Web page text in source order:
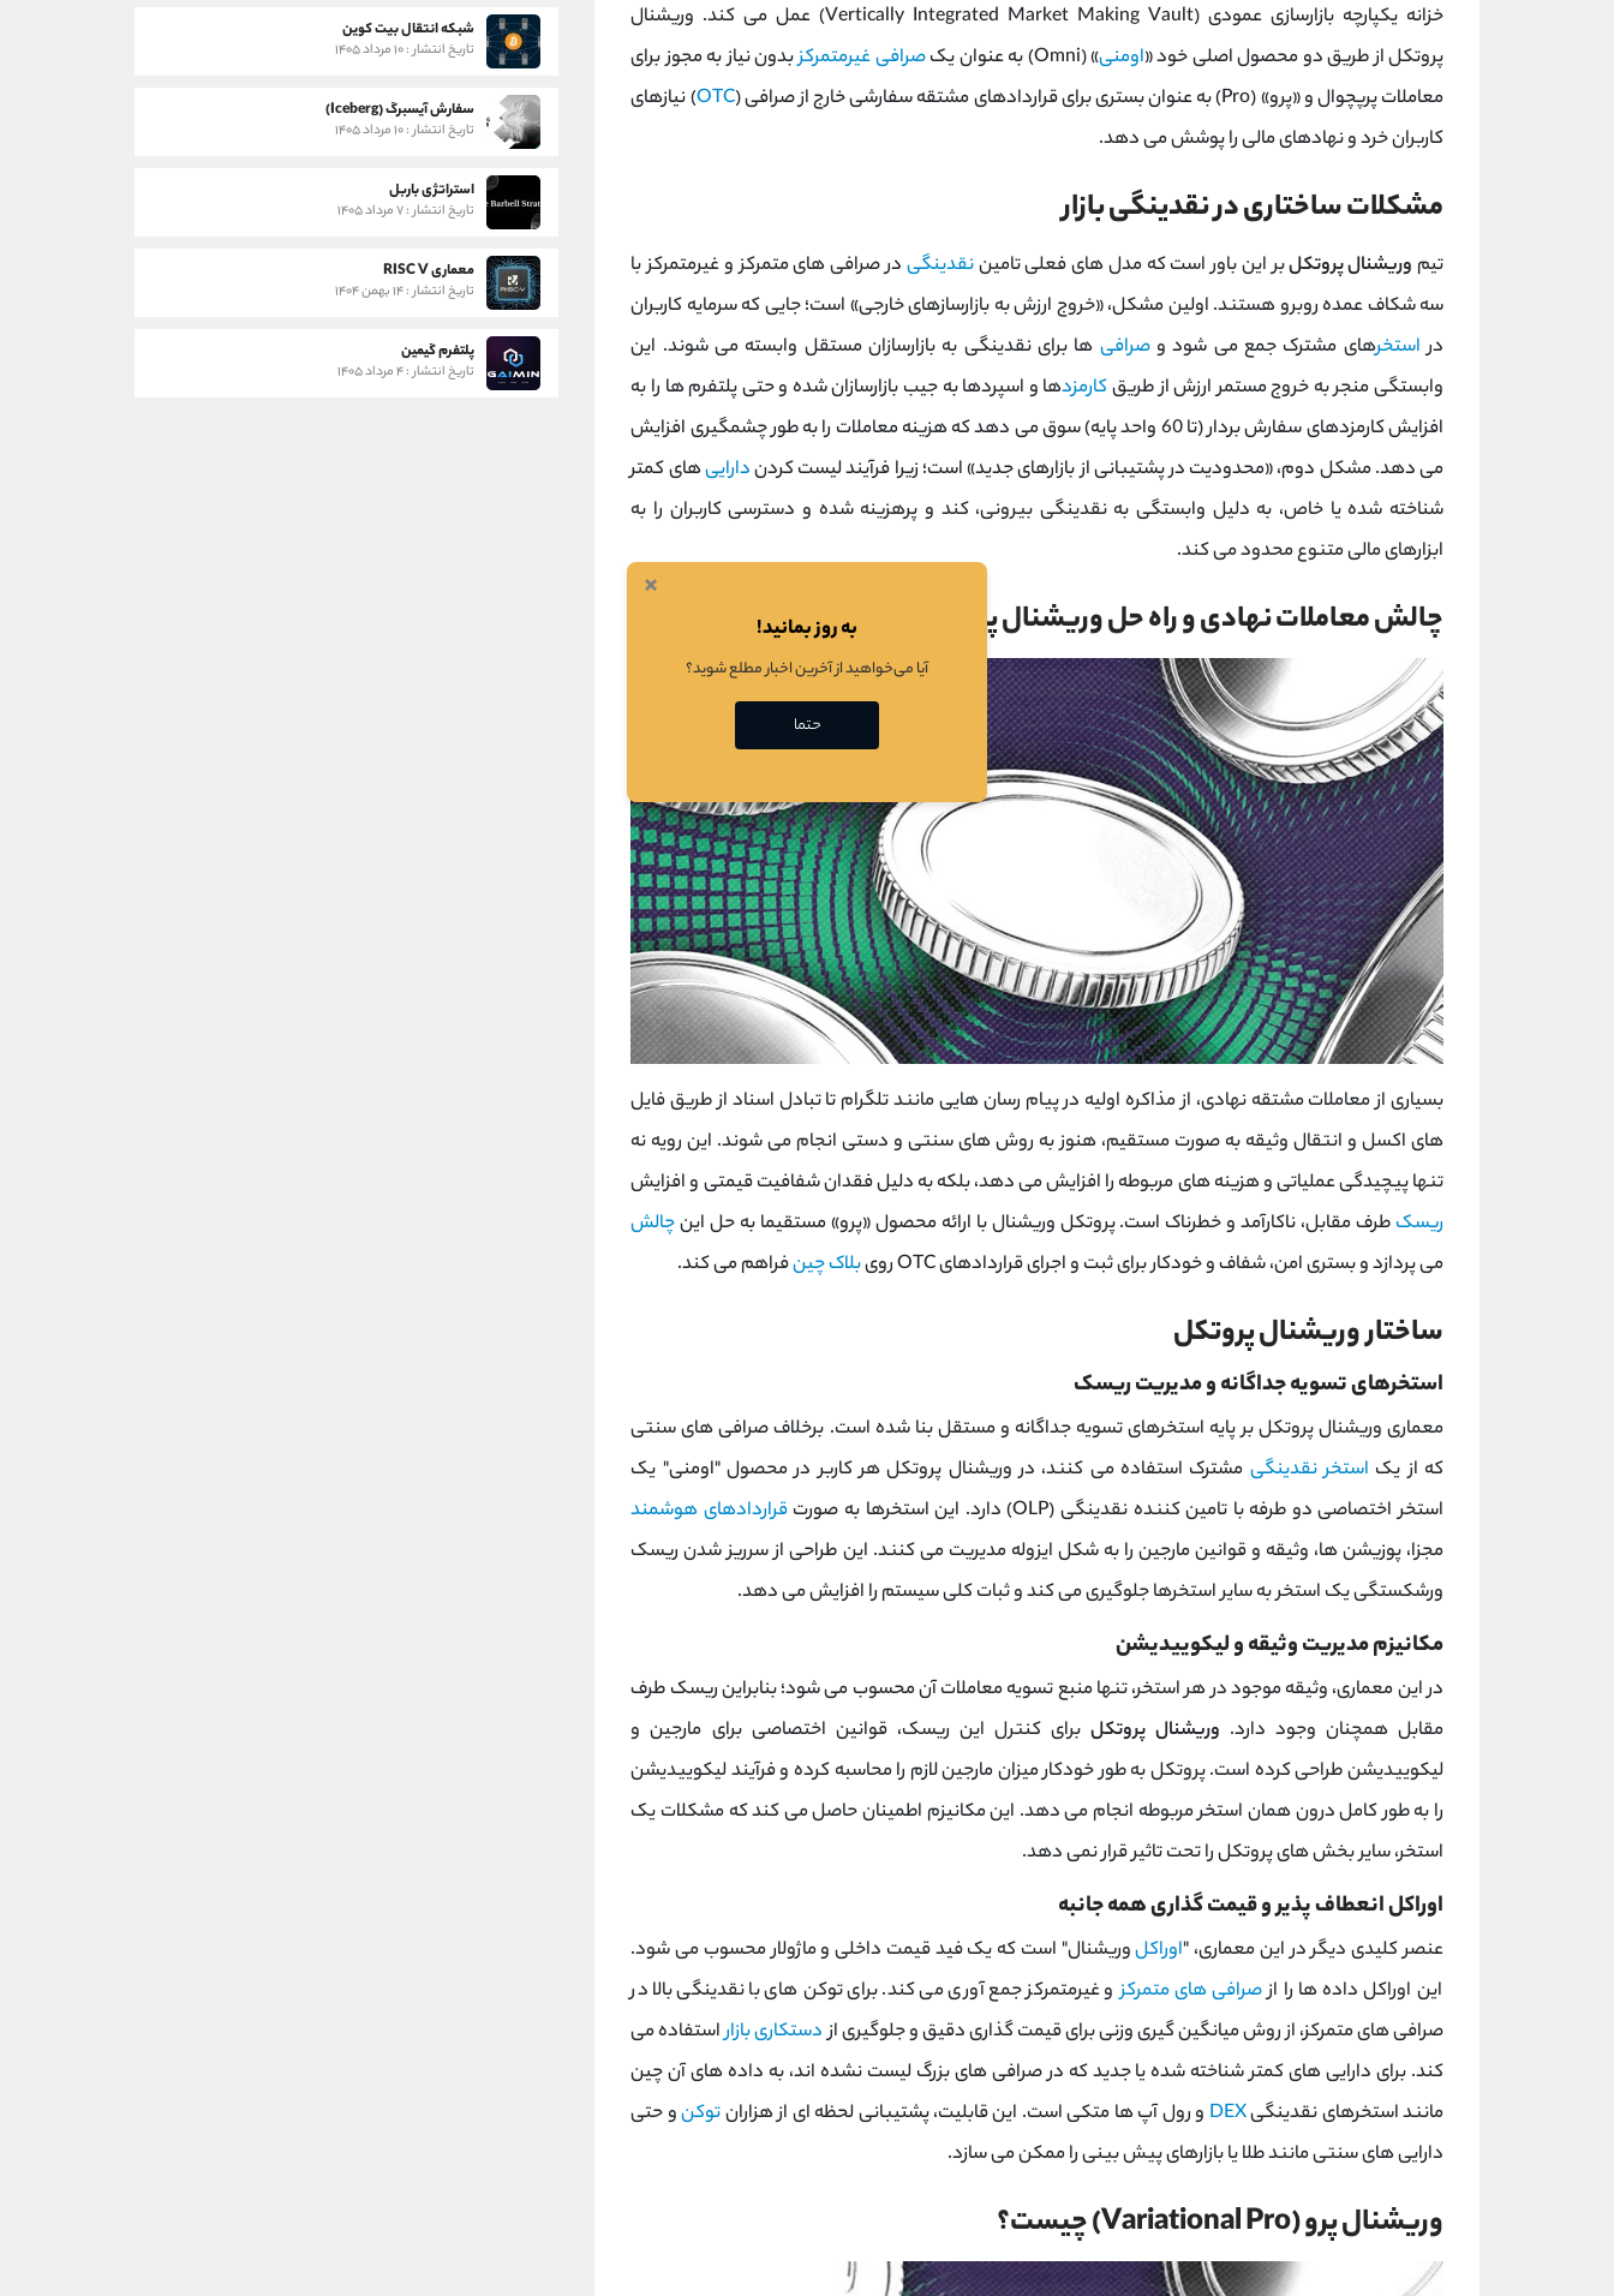
خزانه یکپارچه بازارسازی عمودی (Vertically Integrated Market Making Vault) عمل می کند. وریشنال
پروتکل از طریق دو محصول اصلی خود «اومنی» (Omni) به عنوان یک صرافی غیرمتمرکزبدون نیاز به مجوز برای
معاملات پرپچوال و «پرو» (Pro) به عنوان بستری برای قراردادهای مشتقه سفارشی خارج از صرافی (
OTC) نیازهای
کاربران خرد و نهادهای مالی را پوشش می ‌دهد.
مشکلات ساختاری در نقدینگی بازار
تیم وریشنال پروتکلبر این باور است که مدل‌ های فعلی تامیننقدینگی در صرافی‌ های متمرکز و غیرمتمرکز با
سه شکاف عمده روبرو هستند. اولین مشکل، «خروج ارزش به بازارسازهای خارجی» است؛ جایی که سرمایه کاربران
دراستخرهای مشترک جمع می ‌شود وصرافی ‌ها برای نقدینگی به بازارسازان مستقل وابسته می ‌شوند. این
وابستگی منجر به خروج مستمر ارزش از طریقکارمزدها و اسپردها به جیب بازارسازان شده و حتی پلتفرم ‌ها را به
افزایش کارمزدهای سفارش ‌بردار (تا 60 واحد پایه) سوق می ‌دهد که هزینه معاملات را به طور چشمگیری افزایش
می ‌دهد. مشکل دوم، «محدودیت در پشتیبانی از بازارهای جدید» است؛ زیرا فرآیند لیست کردندارایی‌های کمتر
شناخته‌ شده یا خاص، به دلیل وابستگی به نقدینگی بیرونی، کند و پرهزینه شده و دسترسی کاربران را به
ابزارهای مالی متنوع محدود می ‌کند.
چالش معاملات نهادی و راه‌ حل وریشنال پروتکل
بسیاری از معاملات مشتقه نهادی، از مذاکره اولیه در پیام ‌رسان‌ هایی مانند تلگرام تا تبادل اسناد از طریق فایل‌
های اکسل و انتقال وثیقه به صورت مستقیم، هنوز به روش ‌های سنتی و دستی انجام می‌ شوند. این رویه نه
تنها پیچیدگی عملیاتی و هزینه ‌های مربوطه را افزایش می‌ دهد، بلکه به دلیل فقدان شفافیت قیمتی و افزایش
ریسک طرف مقابل، ناکارآمد و خطرناک است. پروتکل وریشنال با ارائه محصول «پرو» مستقیما به حل اینچالش
می ‌پردازد و بستری امن، شفاف و خودکار برای ثبت و اجرای قراردادهای OTC روی
بلاک چینفراهم می‌ کند.
ساختار وریشنال پروتکل
استخرهای تسویه جداگانه و مدیریت ریسک
معماری وریشنال پروتکل بر پایه استخرهای تسویه جداگانه و مستقل بنا شده است. برخلاف صرافی ‌های سنتی
که از یک استخر نقدینگی مشترک استفاده می کنند، در وریشنال پروتکل هر کاربر در محصول "اومنی" یک
استخر اختصاصی دو طرفه با تامین‌ کننده نقدینگی (OLP) دارد. این استخرها به صورت
قراردادهای هوشمند
مجزا، پوزیشن ‌ها، وثیقه و قوانین مارجین را به شکل ایزوله مدیریت می کنند. این طراحی از سرریز شدن ریسک
ورشکستگی یک استخر به سایر استخرها جلوگیری می کند و ثبات کلی سیستم را افزایش می ‌دهد.
مکانیزم مدیریت وثیقه و لیکوییدیشن
در این معماری، وثیقه موجود در هر استخر، تنها منبع تسویه معاملات آن محسوب می ‌شود؛ بنابراین ریسک طرف
مقابل همچنان وجود دارد. وریشنال پروتکلبرای کنترل این ریسک، قوانین اختصاصی برای مارجین و
لیکوییدیشن طراحی کرده است. پروتکل به طور خودکار میزان مارجین لازم را محاسبه کرده و فرآیند لیکوییدیشن
را به طور کامل درون همان استخر مربوطه انجام می ‌دهد. این مکانیزم اطمینان حاصل می کند که مشکلات یک
استخر، سایر بخش ‌های پروتکل را تحت تاثیر قرار نمی ‌دهد.
اوراکل انعطاف ‌پذیر و قیمت ‌گذاری همه جانبه
عنصر کلیدی دیگر در این معماری، "اوراکلوریشنال" است که یک فید قیمت داخلی و ماژولار محسوب می ‌شود.
این اوراکل داده ‌ها را ازصرافی‌ های متمرکزو غیرمتمرکز جمع ‌آوری می کند. برای توکن‌ های با نقدینگی بالا در
صرافی ‌های متمرکز، از روش میانگین گیری وزنی برای قیمت‌ گذاری دقیق و جلوگیری ازدستکاری بازاراستفاده می
کند. برای دارایی ‌های کمتر شناخته ‌شده یا جدید که در صرافی ‌های بزرگ لیست نشده ‌اند، به داده‌ های آن چین
مانند استخرهای نقدینگیDEX و رول ‌آپ‌ ها متکی است. این قابلیت، پشتیبانی لحظه ‌ای از هزارانتوکنو حتی
دارایی ‌های سنتی مانند طلا یا بازارهای پیش‌ بینی را ممکن می ‌سازد.
وریشنال پرو (Variational Pro) چیست؟
شبکه انتقال بیت کوین
تاریخ انتشار : ۱۰ مرداد ۱۴۰۵
سفارش آیسبرگ (Iceberg)
تاریخ انتشار : ۱۰ مرداد ۱۴۰۵
استراتژی باربل
تاریخ انتشار : ۷ مرداد ۱۴۰۵
معماری RISC V
تاریخ انتشار : ۱۴ بهمن ۱۴۰۴
پلتفرم گیمین
تاریخ انتشار : ۴ مرداد ۱۴۰۵
×
به روز بمانید!
آیا می‌خواهید از آخرین اخبار مطلع شوید؟
حتما